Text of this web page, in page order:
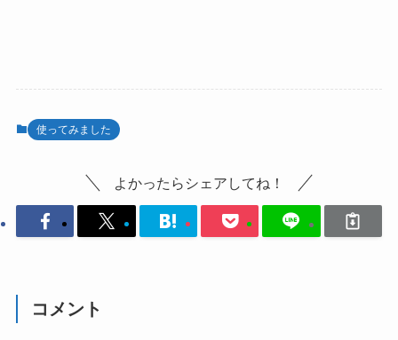
使ってみました
よかったらシェアしてね！
コメント